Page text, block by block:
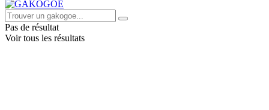
Pas de résultat
Voir tous les résultats